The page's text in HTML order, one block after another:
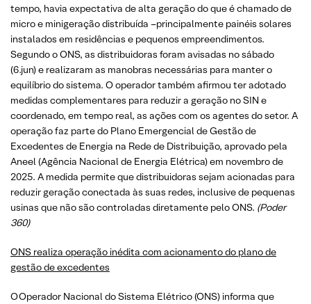
tempo, havia expectativa de alta geração do que é chamado de
micro e minigeração distribuída –principalmente painéis solares
instalados em residências e pequenos empreendimentos.
Segundo o ONS, as distribuidoras foram avisadas no sábado
(6.jun) e realizaram as manobras necessárias para manter o
equilíbrio do sistema. O operador também afirmou ter adotado
medidas complementares para reduzir a geração no SIN e
coordenado, em tempo real, as ações com os agentes do setor. A
operação faz parte do Plano Emergencial de Gestão de
Excedentes de Energia na Rede de Distribuição, aprovado pela
Aneel (Agência Nacional de Energia Elétrica) em novembro de
2025. A medida permite que distribuidoras sejam acionadas para
reduzir geração conectada às suas redes, inclusive de pequenas
usinas que não são controladas diretamente pelo ONS. (Poder
360)
ONS realiza operação inédita com acionamento do plano de
gestão de excedentes
O Operador Nacional do Sistema Elétrico (ONS) informa que